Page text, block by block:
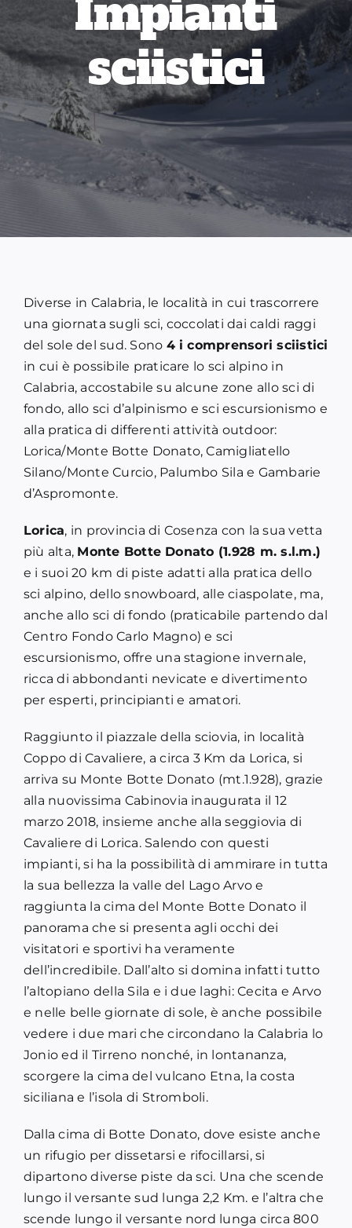
Impianti
sciistici
Diverse in Calabria, le località in cui trascorrere
una giornata sugli sci, coccolati dai caldi raggi
del sole del sud. Sono 4 i comprensori sciistici
in cui è possibile praticare lo sci alpino in
Calabria, accostabile su alcune zone allo sci di
fondo, allo sci d’alpinismo e sci escursionismo e
alla pratica di differenti attività outdoor:
Lorica/Monte Botte Donato, Camigliatello
Silano/Monte Curcio, Palumbo Sila e Gambarie
d’Aspromonte.
Lorica, in provincia di Cosenza con la sua vetta
più alta, Monte Botte Donato (1.928 m. s.l.m.)
e i suoi 20 km di piste adatti alla pratica dello
sci alpino, dello snowboard, alle ciaspolate, ma,
anche allo sci di fondo (praticabile partendo dal
Centro Fondo Carlo Magno) e sci
escursionismo, offre una stagione invernale,
ricca di abbondanti nevicate e divertimento
per esperti, principianti e amatori.
Raggiunto il piazzale della sciovia, in località
Coppo di Cavaliere, a circa 3 Km da Lorica, si
arriva su Monte Botte Donato (mt.1.928), grazie
alla nuovissima Cabinovia inaugurata il 12
marzo 2018, insieme anche alla seggiovia di
Cavaliere di Lorica. Salendo con questi
impianti, si ha la possibilità di ammirare in tutta
la sua bellezza la valle del Lago Arvo e
raggiunta la cima del Monte Botte Donato il
panorama che si presenta agli occhi dei
visitatori e sportivi ha veramente
dell’incredibile. Dall’alto si domina infatti tutto
l’altopiano della Sila e i due laghi: Cecita e Arvo
e nelle belle giornate di sole, è anche possibile
vedere i due mari che circondano la Calabria lo
Jonio ed il Tirreno nonché, in lontananza,
scorgere la cima del vulcano Etna, la costa
siciliana e l’isola di Stromboli.
Dalla cima di Botte Donato, dove esiste anche
un rifugio per dissetarsi e rifocillarsi, si
dipartono diverse piste da sci. Una che scende
lungo il versante sud lunga 2,2 Km. e l’altra che
scende lungo il versante nord lunga circa 800